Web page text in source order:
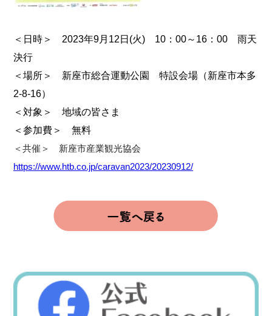
＜日時＞ 2023年9月12日(火) 10：00～16：00 雨天
決行
＜場所＞ 新座市総合運動公園 特設会場（新座市本多
2-8-16）
＜対象＞ 地域の皆さま
＜参加費＞ 無料
＜共催＞ 新座市産業観光協会
https://www.htb.co.jp/caravan2023/20230912/